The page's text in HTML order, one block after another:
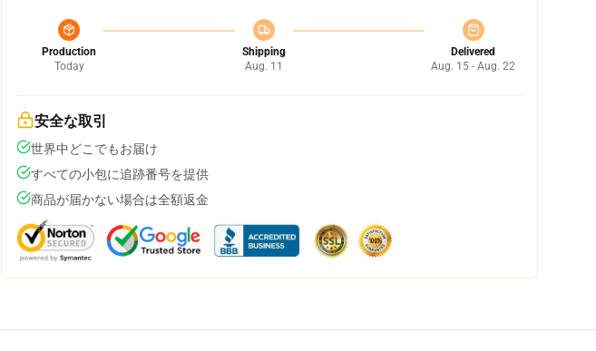
Production
Today
Shipping
Aug. 11
Delivered
Aug. 15 - Aug. 22
安全な取引
世界中どこでもお届け
すべての小包に追跡番号を提供
商品が届かない場合は全額返金